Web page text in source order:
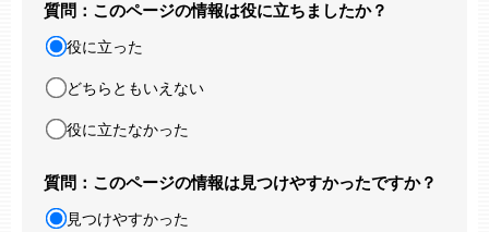
質問：このページの情報は役に立ちましたか？
役に立った
どちらともいえない
役に立たなかった
質問：このページの情報は見つけやすかったですか？
見つけやすかった